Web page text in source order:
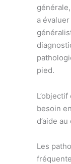
a
pied.
besoin
d’aide
Les